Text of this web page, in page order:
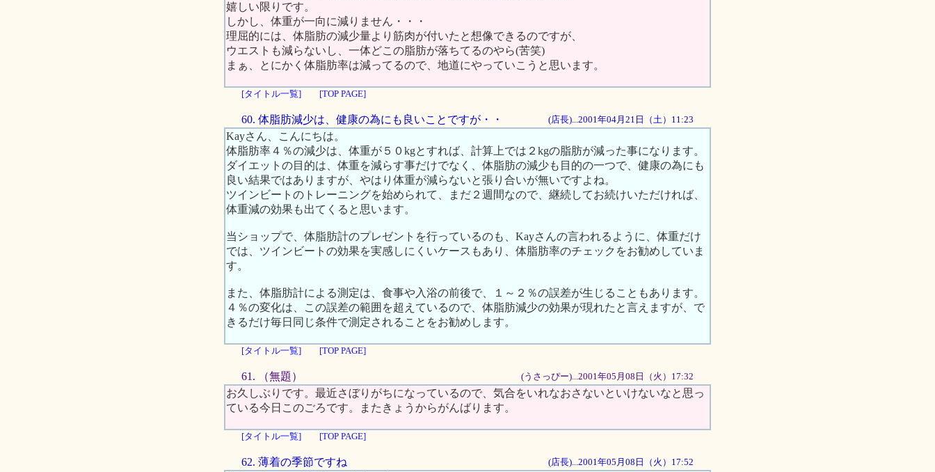
嬉しい限りです。
しかし、体重が一向に減りません・・・
理屈的には、体脂肪の減少量より筋肉が付いたと想像できるのですが、
ウエストも減らないし、一体どこの脂肪が落ちてるのやら(苦笑)
まぁ、とにかく体脂肪率は減ってるので、地道にやっていこうと思います。
[タイトル一覧] [TOP PAGE]
60. 体脂肪減少は、健康の為にも良いことですが・・ (店長)...2001年04月21日（土）11:23
Kayさん、こんにちは。
体脂肪率４％の減少は、体重が５０kgとすれば、計算上では２kgの脂肪が減った事になります。
ダイエットの目的は、体重を減らす事だけでなく、体脂肪の減少も目的の一つで、健康の為にも
良い結果ではありますが、やはり体重が減らないと張り合いが無いですよね。
ツインビートのトレーニングを始められて、まだ２週間なので、継続してお続けいただければ、
体重減の効果も出てくると思います。
当ショップで、体脂肪計のプレゼントを行っているのも、Kayさんの言われるように、体重だけ
では、ツインビートの効果を実感しにくいケースもあり、体脂肪率のチェックをお勧めしていま
す。
また、体脂肪計による測定は、食事や入浴の前後で、１～２％の誤差が生じることもあります。
４％の変化は、この誤差の範囲を超えているので、体脂肪減少の効果が現れたと言えますが、で
きるだけ毎日同じ条件で測定されることをお勧めします。
[タイトル一覧] [TOP PAGE]
61. （無題） (うさっぴー)...2001年05月08日（火）17:32
お久しぶりです。最近さぼりがちになっているので、気合をいれなおさないといけないなと思っ
ている今日このごろです。またきょうからがんばります。
[タイトル一覧] [TOP PAGE]
62. 薄着の季節ですね (店長)...2001年05月08日（火）17:52